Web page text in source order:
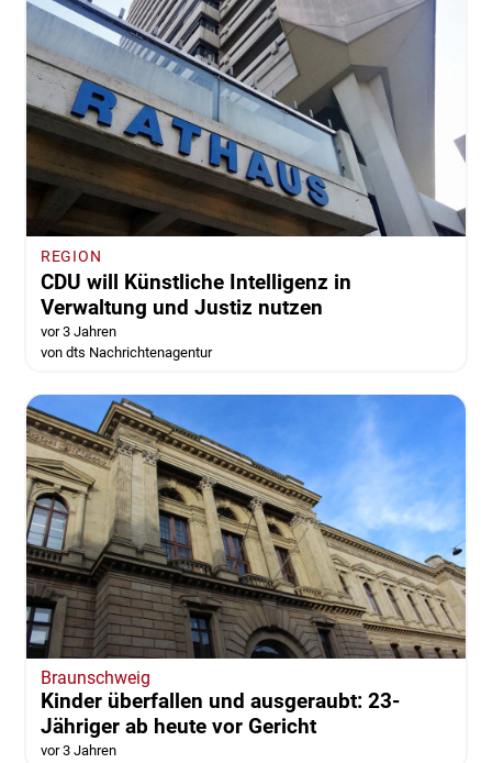
REGION
CDU will Künstliche Intelligenz in
Verwaltung und Justiz nutzen
vor 3 Jahren
von dts Nachrichtenagentur
Braunschweig
Kinder überfallen und ausgeraubt: 23-
Jähriger ab heute vor Gericht
vor 3 Jahren